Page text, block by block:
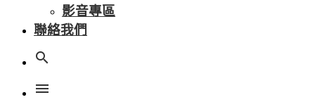
影音專區
聯絡我們
search
menu